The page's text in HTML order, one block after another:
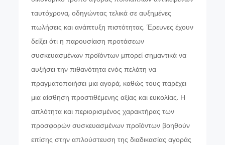
ταυτόχρονα, οδηγώντας τελικά σε αυξημένες
πωλήσεις και ανάπτυξη πιστότητας. Έρευνες έχουν
δείξει ότι η παρουσίαση προτάσεων
συσκευασμένων προϊόντων μπορεί σημαντικά να
αυξήσει την πιθανότητα ενός πελάτη να
πραγματοποιήσει μια αγορά, καθώς τους παρέχει
μια αίσθηση προστιθέμενης αξίας και ευκολίας. Η
απλότητα και περιορισμένος χαρακτήρας των
προσφορών συσκευασμένων προϊόντων βοηθούν
επίσης στην απλούστευση της διαδικασίας αγοράς